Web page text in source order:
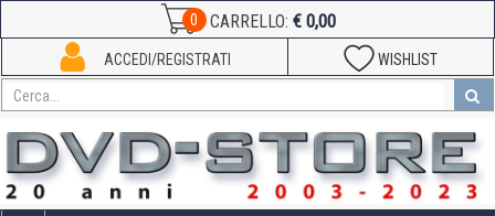
0 CARRELLO: € 0,00
WISHLIST
ACCEDI/REGISTRATI